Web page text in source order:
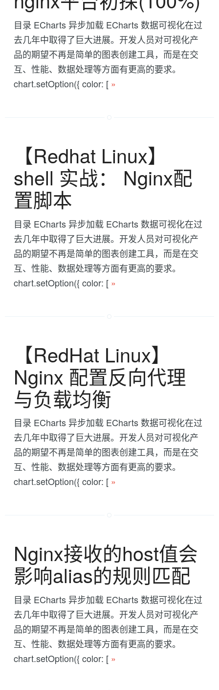
目录 ECharts 异步加载 ECharts 数据可视化在过
去几年中取得了巨大进展。开发人员对可视化产
品的期望不再是简单的图表创建工具，而是在交
互、性能、数据处理等方面有更高的要求。
chart.setOption({ color: [ »
【Redhat Linux】
shell 实战： Nginx配
置脚本
目录 ECharts 异步加载 ECharts 数据可视化在过
去几年中取得了巨大进展。开发人员对可视化产
品的期望不再是简单的图表创建工具，而是在交
互、性能、数据处理等方面有更高的要求。
chart.setOption({ color: [ »
【RedHat Linux】
Nginx 配置反向代理
与负载均衡
目录 ECharts 异步加载 ECharts 数据可视化在过
去几年中取得了巨大进展。开发人员对可视化产
品的期望不再是简单的图表创建工具，而是在交
互、性能、数据处理等方面有更高的要求。
chart.setOption({ color: [ »
Nginx接收的host值会
影响alias的规则匹配
目录 ECharts 异步加载 ECharts 数据可视化在过
去几年中取得了巨大进展。开发人员对可视化产
品的期望不再是简单的图表创建工具，而是在交
互、性能、数据处理等方面有更高的要求。
chart.setOption({ color: [ »